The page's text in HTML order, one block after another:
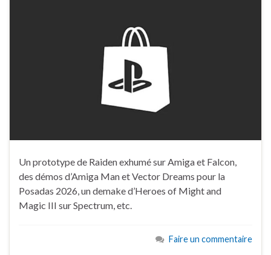
Un prototype de Raiden exhumé sur Amiga et Falcon,
des démos d’Amiga Man et Vector Dreams pour la
Posadas 2026, un demake d’Heroes of Might and
Magic III sur Spectrum, etc.
Faire un commentaire